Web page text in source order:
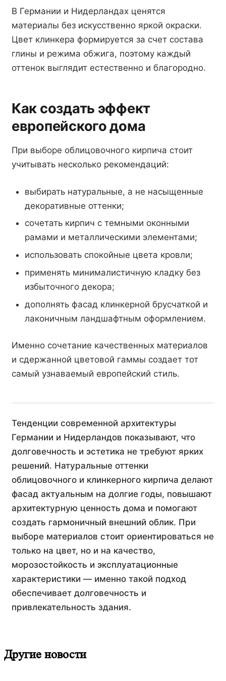
В Германии и Нидерландах ценятся
материалы без искусственно яркой окраски.
Цвет клинкера формируется за счет состава
глины и режима обжига, поэтому каждый
оттенок выглядит естественно и благородно.
Как создать эффект
европейского дома
При выборе облицовочного кирпича стоит
учитывать несколько рекомендаций:
выбирать натуральные, а не насыщенные
декоративные оттенки;
сочетать кирпич с темными оконными
рамами и металлическими элементами;
использовать спокойные цвета кровли;
применять минималистичную кладку без
избыточного декора;
дополнять фасад клинкерной брусчаткой и
лаконичным ландшафтным оформлением.
Именно сочетание качественных материалов
и сдержанной цветовой гаммы создает тот
самый узнаваемый европейский стиль.
Тенденции современной архитектуры
Германии и Нидерландов показывают, что
долговечность и эстетика не требуют ярких
решений. Натуральные оттенки
облицовочного и клинкерного кирпича делают
фасад актуальным на долгие годы, повышают
архитектурную ценность дома и помогают
создать гармоничный внешний облик. При
выборе материалов стоит ориентироваться не
только на цвет, но и на качество,
морозостойкость и эксплуатационные
характеристики — именно такой подход
обеспечивает долговечность и
привлекательность здания.
Другие новости